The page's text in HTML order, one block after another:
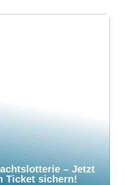
– Jetzt
Ticket sichern!